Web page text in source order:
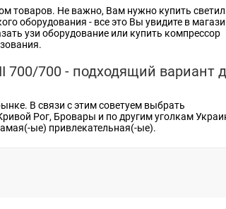
товаров. Не важно, Вам нужно купить
оборудования - все это Вы увидите в
узи оборудование или купить компрессор
700/700 - подходящий вариант
В связи с этим советуем выбрать
Рог, Бровары и по другим уголкам
ые) привлекательная(-ые).